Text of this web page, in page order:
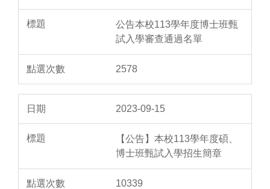
公告本校113學年度博士班甄
試入學審查通過名單
2578
2023-09-15
【公告】本校113學年度碩、
博士班甄試入學招生簡章
10339